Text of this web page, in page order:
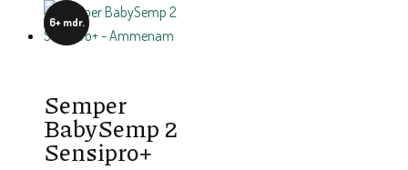
6+ mdr.
Semper
BabySemp 2
Sensipro+